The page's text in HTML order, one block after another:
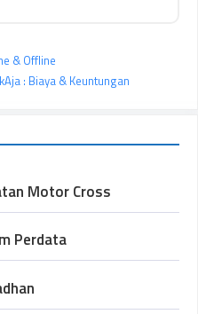
& Offline
: Biaya & Keuntungan
Motor Cross
Perdata